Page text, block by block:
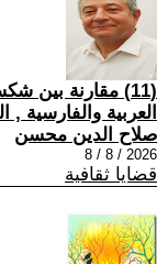
(11) مقارنة بين
العربية والفارسية ,
صلاح الدين محسن
2026 / 8 / 8
قضايا ثقافية